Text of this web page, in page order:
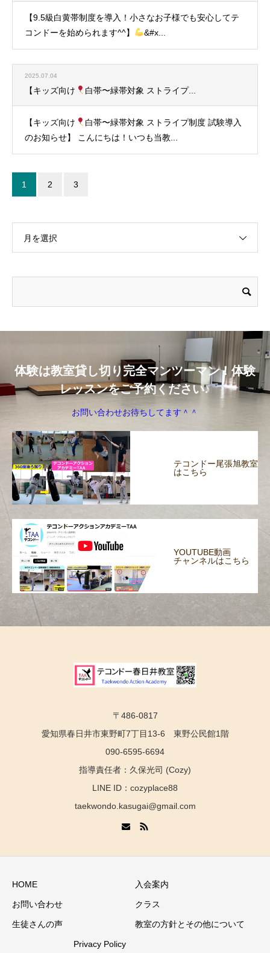
【9.5級白黄帯制度を導入！小さなお子様でも安心してテ
コンドーを始められます^^】
&#x...
2025.07.04
【キッズ向け 白帯〜緑帯対象 ストライプ...
【キッズ向け
白帯〜緑帯対象 ストライプ制度 試験導入
のお知らせ】 こんにちは！いつも当教...
1 2 3
月を選択
体験は教室貸し切り完全マンツーマン！体験
レッスンをご予約ください♪
お問い合わせお待ちしてます＾＾
テコンドー尾張旭教室
はこちら
YOUTUBE動画
チャンネルはこちら
〒486-0817
愛知県春日井市東野町7丁目13-6 東野公民館1階
090-6595-6694
指導責任者：久保光司 (Cozy)
LINE ID：cozyplace88
taekwondo.kasugai@gmail.com
HOME 入会案内
お問い合わせ クラス
生徒さんの声 教室の方針とその他について
Privacy Policy